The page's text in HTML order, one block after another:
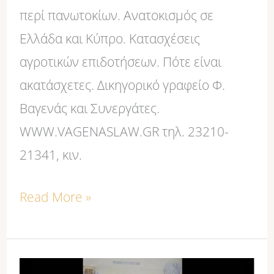
περί πανωτοκίων. Ανατοκισμός σε
Ελλάδα και Κύπρο. Κατασχέσεις
αγροτικών επιδοτήσεων. Πότε είναι
ακατάσχετες. Δικηγορικό γραφείο Φ.
Βαγενάς και Συνεργάτες.
WWW.VAGENASLAW.GR τηλ. 23210-
21341, κιν.
Read More »
Φ.ΒΑΓΕΝΑΣ: